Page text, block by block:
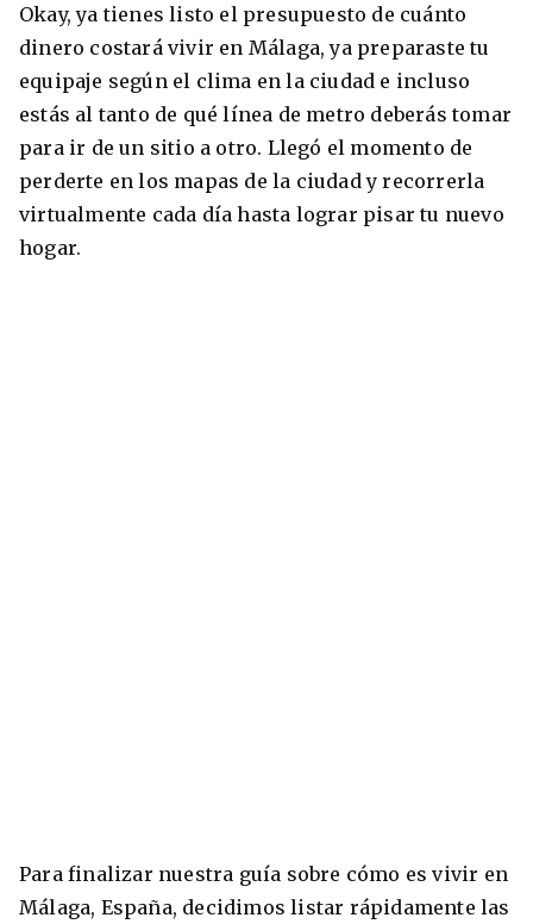
Okay, ya tienes listo el presupuesto de cuánto
dinero costará vivir en Málaga, ya preparaste tu
equipaje según el clima en la ciudad e incluso
estás al tanto de qué línea de metro deberás tomar
para ir de un sitio a otro. Llegó el momento de
perderte en los mapas de la ciudad y recorrerla
virtualmente cada día hasta lograr pisar tu nuevo
hogar.
Para finalizar nuestra guía sobre cómo es vivir en
Málaga, España, decidimos listar rápidamente las